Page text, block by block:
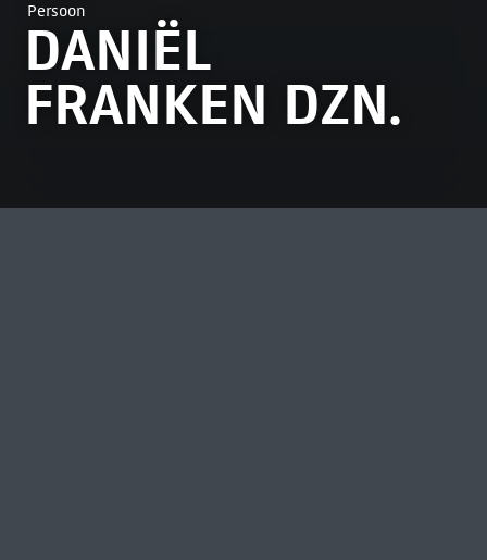
Persoon
DANIËL
FRANKEN DZN.